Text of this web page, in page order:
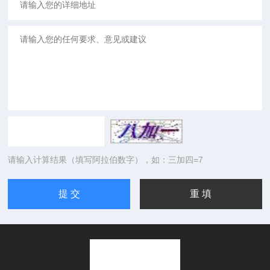
请输入计算结果（填写阿拉伯数字），如：三加四=7